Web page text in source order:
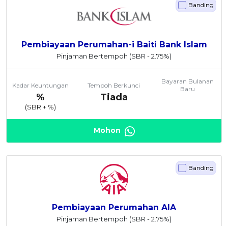
Pembiayaan Perumahan-i Baiti Bank Islam
Pinjaman Bertempoh (SBR - 2.75%)
Kadar Keuntungan
%
(SBR + %)
Tempoh Berkunci
Tiada
Bayaran Bulanan
Baru
Banding
Mohon
Pembiayaan Perumahan AIA
Pinjaman Bertempoh (SBR - 2.75%)
Banding